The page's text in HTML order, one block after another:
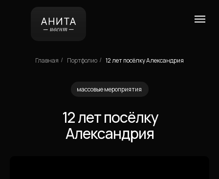
Главная / Портфолио / 12 лет посёлку Александрия
12 лет посёлку
Александрия
массовые мероприятия